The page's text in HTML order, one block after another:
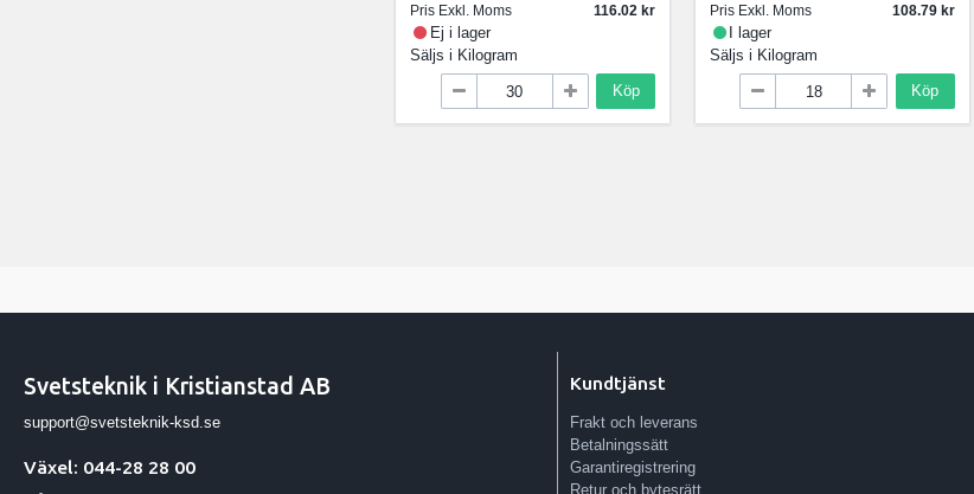
Pris Exkl. Moms
116.02
Ej i lager
Säljs i Kilogram
Köp
Pris Exkl. Moms
108.79
I lager
Säljs i Kilogram
Köp
Svetsteknik i Kristianstad AB
support@svetsteknik-ksd.se
Växel: 044-28 28 00
Kundtjänst
Frakt och leverans
Betalningssätt
Garantiregistrering
Retur och bytesrätt